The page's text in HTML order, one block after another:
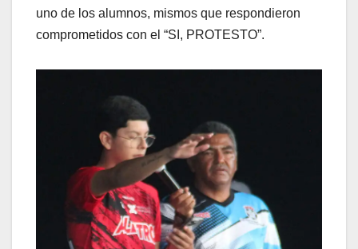
uno de los alumnos, mismos que respondieron
comprometidos con el “SI, PROTESTO”.